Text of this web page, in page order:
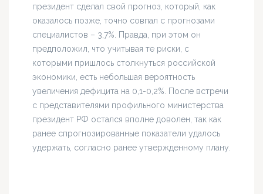
президент сделал свой прогноз, который, как
оказалось позже, точно совпал с прогнозами
специалистов – 3,7%. Правда, при этом он
предположил, что учитывая те риски, с
которыми пришлось столкнуться российской
экономики, есть небольшая вероятность
увеличения дефицита на 0,1-0,2%. После встречи
с представителями профильного министерства
президент РФ остался вполне доволен, так как
ранее спрогнозированные показатели удалось
удержать, согласно ранее утвержденному плану.